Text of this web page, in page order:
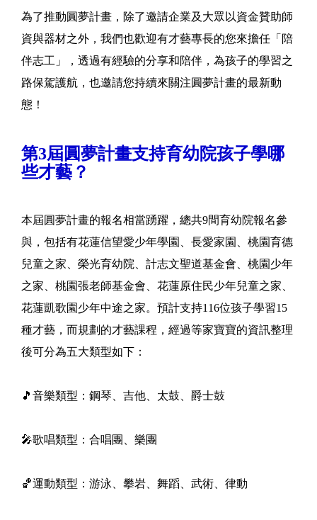
為了推動圓夢計畫，除了邀請企業及大眾以資金贊助師
資與器材之外，我們也歡迎有才藝專長的您來擔任「陪
伴志工」，透過有經驗的分享和陪伴，為孩子的學習之
路保駕護航，也邀請您持續來關注圓夢計畫的最新動
態！
第3屆圓夢計畫支持育幼院孩子學哪
些才藝？
本屆圓夢計畫的報名相當踴躍，總共9間育幼院報名參
與，包括有花蓮信望愛少年學園、長愛家園、桃園育德
兒童之家、榮光育幼院、計志文聖道基金會、桃園少年
之家、桃園張老師基金會、花蓮原住民少年兒童之家、
花蓮凱歌園少年中途之家。預計支持116位孩子學習15
種才藝，而規劃的才藝課程，經過等家寶寶的資訊整理
後可分為五大類型如下：
🎵音樂類型：鋼琴、吉他、太鼓、爵士鼓
🎤歌唱類型：合唱團、樂團
🏀運動類型：游泳、攀岩、舞蹈、武術、律動